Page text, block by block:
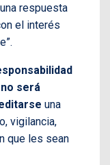
respuesta
el interés
será
una
vigilancia,
que les sean